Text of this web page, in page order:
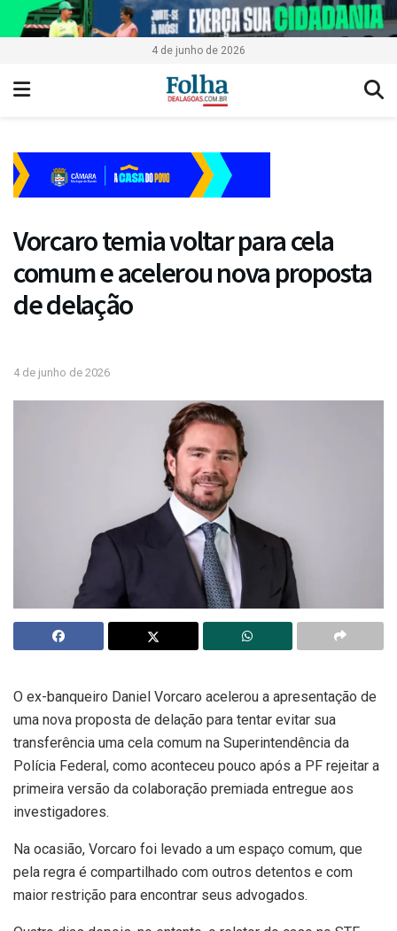
4 de junho de 2026
Vorcaro temia voltar para cela
comum e acelerou nova proposta
de delação
4 de junho de 2026
O ex-banqueiro Daniel Vorcaro acelerou a apresentação de
uma nova proposta de delação para tentar evitar sua
transferência uma cela comum na Superintendência da
Polícia Federal, como aconteceu pouco após a PF rejeitar a
primeira versão da colaboração premiada entregue aos
investigadores.
Na ocasião, Vorcaro foi levado a um espaço comum, que
pela regra é compartilhado com outros detentos e com
maior restrição para encontrar seus advogados.